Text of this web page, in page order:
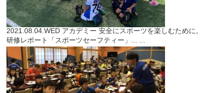
2021.08.04.WED アカデミー 安全にスポーツを楽しむために。
研修レポート「スポーツセーフティー」... ...